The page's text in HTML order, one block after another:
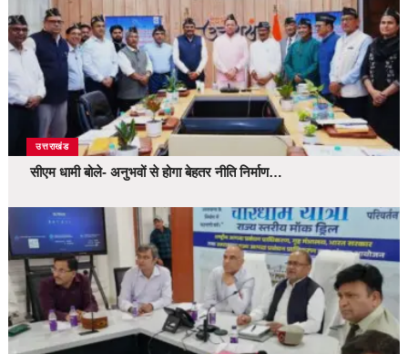
उत्तराखंड
सीएम धामी बोले- अनुभवों से होगा बेहतर नीति निर्माण…